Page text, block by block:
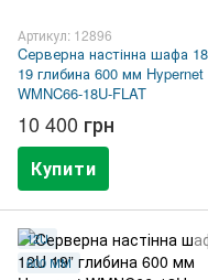
Артикул: 12896
Cерверна настінна шафа
19 глибина 600 мм Hypernet
WMNC66-18U-FLAT
10 400 грн
Купити
12U
600 ММ